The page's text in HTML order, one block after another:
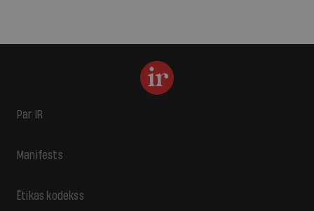
Par IR
Manifests
Ētikas kodekss